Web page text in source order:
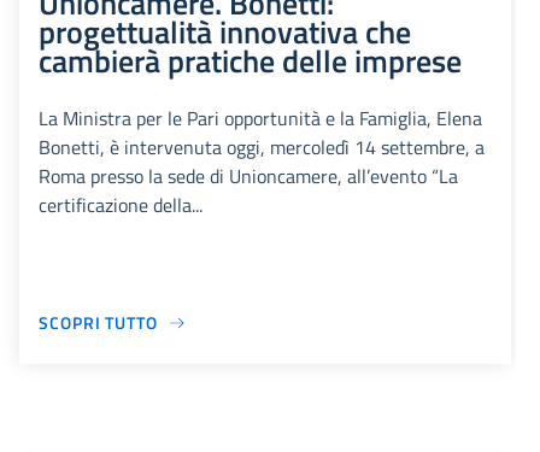
progettualità innovativa che
cambierà pratiche delle imprese
La Ministra per le Pari opportunità e la Famiglia, Elena
Bonetti, è intervenuta oggi, mercoledì 14 settembre, a
Roma presso la sede di Unioncamere, all’evento “La
certificazione della...
SCOPRI TUTTO